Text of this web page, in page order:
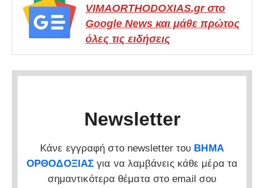
VIMAORTHODOXIAS.gr στο
Google News και μάθε πρώτος
όλες τις ειδήσεις
Newsletter
Κάνε εγγραφή στο newsletter του ΒΗΜΑ
ΟΡΘΟΔΟΞΙΑΣ για να λαμβάνεις κάθε μέρα τα
σημαντικότερα θέματα στο email σου